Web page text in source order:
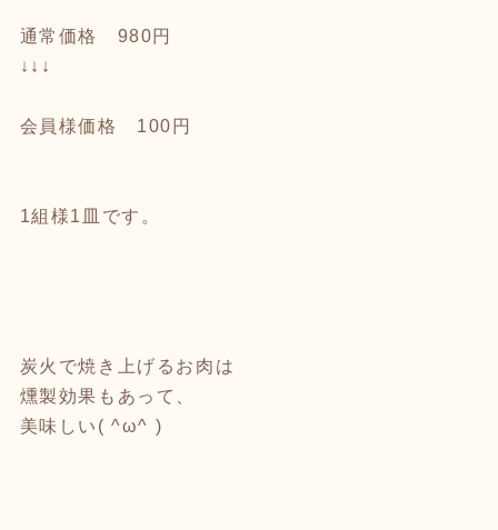
通常価格 980円
↓↓↓
会員様価格 100円
1組様1皿です。
炭火で焼き上げるお肉は
燻製効果もあって、
美味しい( ^ω^ )